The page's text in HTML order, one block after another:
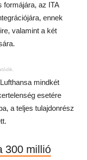
formájára, az ITA
ennek
valamint a két
mindkét
esetére
a teljes tulajdonrész
300 millió